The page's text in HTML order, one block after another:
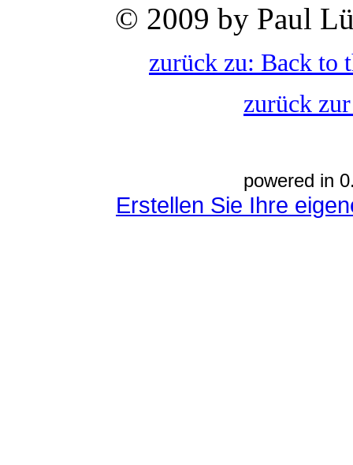
© 2009 by Paul
zurück zu: Back to
zurück
powered in
Erstellen Sie Ihre